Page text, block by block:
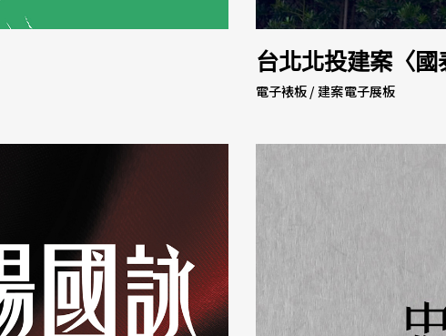
台北北投建案〈
電子裱板 / 建案電子展板